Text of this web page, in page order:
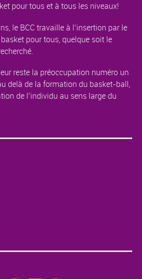
pour tous et à tous les niveaux!
le BCC travaille à l’insertion par le
pour tous, quelque soit le
reste la préoccupation numéro un
delà de la formation du basket-ball,
de l’individu au sens large du